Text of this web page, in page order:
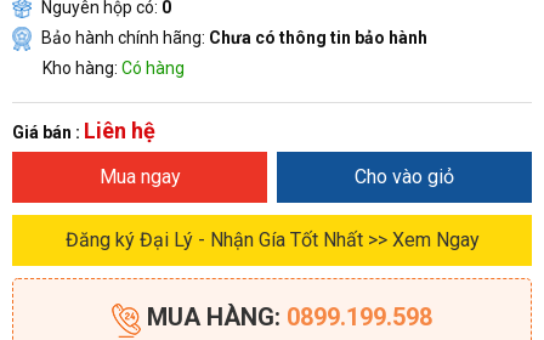
Nguyên hộp có: 0
Bảo hành chính hãng: Chưa có thông tin bảo hành
Kho hàng: Có hàng
Giá bán : Liên hệ
Mua ngay Cho vào giỏ
Đăng ký Đại Lý - Nhận Gía Tốt Nhất >> Xem Ngay
MUA HÀNG: 0899.199.598